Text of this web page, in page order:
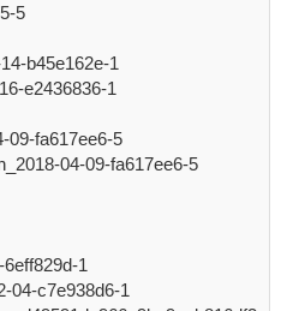
5
b45e162e-1
e2436836-1
09-fa617ee6-5
04-09-fa617ee6-5
1
04-c7e938d6-1